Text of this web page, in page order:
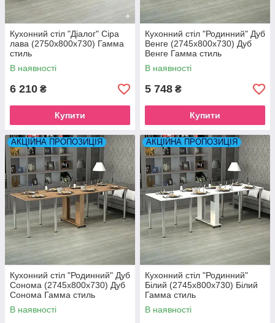
Кухонний стіл "Діалог" Сіра
лава (2750x800x730) Гамма
стиль
В наявності
6 210 ₴
Купити
Кухонний стіл "Родинний" Дуб
Венге (2745x800x730) Дуб
Венге Гамма стиль
В наявності
5 748 ₴
Купити
АКЦІЙНА ПРОПОЗИЦІЯ
Кухонний стіл "Родинний" Дуб
Сонома (2745x800x730) Дуб
Сонома Гамма стиль
В наявності
АКЦІЙНА ПРОПОЗИЦІЯ
Кухонний стіл "Родинний"
Білий (2745x800x730) Білий
Гамма стиль
В наявності